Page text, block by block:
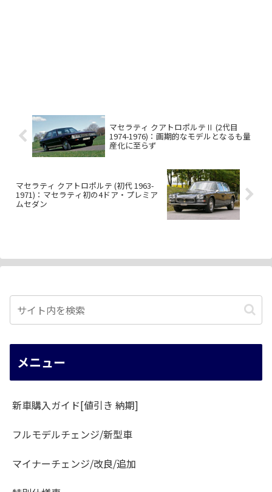
マセラティ クアトロポルテⅡ (2代目
1974-1976)：画期的なモデルとなるも量
産化に至らず
マセラティ クアトロポルテ (初代 1963-
1971)：マセラティ初の4ドア・プレミア
ムセダン
メニュー
新車購入ガイド[値引き 納期]
フルモデルチェンジ/新型車
マイナーチェンジ/改良/追加